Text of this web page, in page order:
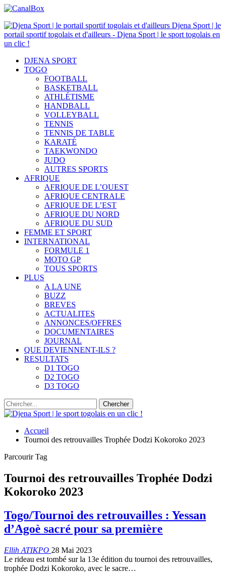
Djena Sport | le
portail sportif togolais et d'ailleurs - Djena Sport | le sport togolais en
un clic !
DJENA SPORT
TOGO
FOOTBALL
BASKETBALL
ATHLÉTISME
HANDBALL
VOLLEYBALL
TENNIS
TENNIS DE TABLE
KARATÉ
TAEKWONDO
JUDO
AUTRES SPORTS
AFRIQUE
AFRIQUE DE L’OUEST
AFRIQUE CENTRALE
AFRIQUE DE L’EST
AFRIQUE DU NORD
AFRIQUE DU SUD
FEMME ET SPORT
INTERNATIONAL
FORMULE 1
MOTO GP
TOUS SPORTS
PLUS
A LA UNE
BUZZ
BREVES
ACTUALITES
ANNONCES/OFFRES
DOCUMENTAIRES
JOURNAL
QUE DEVIENNENT-ILS ?
RESULTATS
D1 TOGO
D2 TOGO
D3 TOGO
Accueil
Tournoi des retrouvailles Trophée Dodzi Kokoroko 2023
Parcourir Tag
Tournoi des retrouvailles Trophée Dodzi
Kokoroko 2023
Togo/Tournoi des retrouvailles : Yessan
d’Agoè sacré pour sa première
Ellih ATIKPO 28 Mai 2023
Le rideau est tombé sur la 13e édition du tournoi des retrouvailles,
trophée Dodzi Kokoroko, avec le sacre…